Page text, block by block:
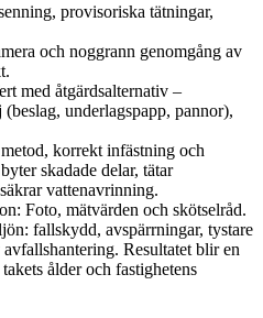
provisoriska tätningar,
och noggrann genomgång av
med åtgärdsalternativ –
underlagspapp, pannor),
korrekt infästning och
skadade delar, tätar
vattenavrinning.
Foto, mätvärden och skötselråd.
fallskydd, avspärrningar, tystare
Resultatet blir en
ålder och fastighetens